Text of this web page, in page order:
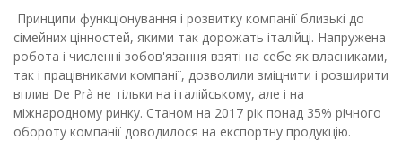
Принципи функціонування і розвитку компанії близькі до
сімейних цінностей, якими так дорожать італійці. Напружена
робота і численні зобов'язання взяті на себе як власниками,
так і працівниками компанії, дозволили зміцнити і розширити
вплив De Prà не тільки на італійському, але і на
міжнародному ринку. Станом на 2017 рік понад 35% річного
обороту компанії доводилося на експортну продукцію.